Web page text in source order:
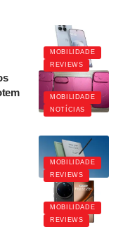
MOBILIDADE
REVIEWS
MOBILIDADE
NOTÍCIAS
MOBILIDADE
REVIEWS
MOBILIDADE
REVIEWS